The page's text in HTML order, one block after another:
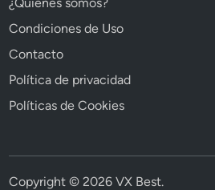
Condiciones de Uso
Contacto
Política de privacidad
Políticas de Cookies
Copyright © 2026VX Best.